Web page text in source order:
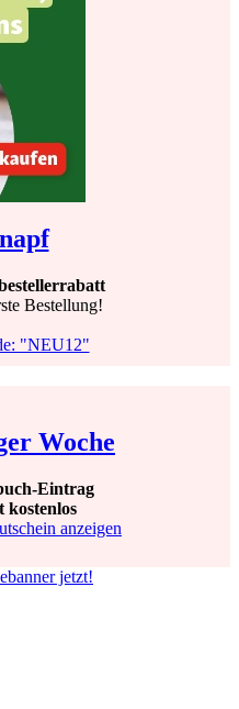
Bestellung!
"NEU12"
Woche
Eintrag
kostenlos
anzeigen
jetzt!